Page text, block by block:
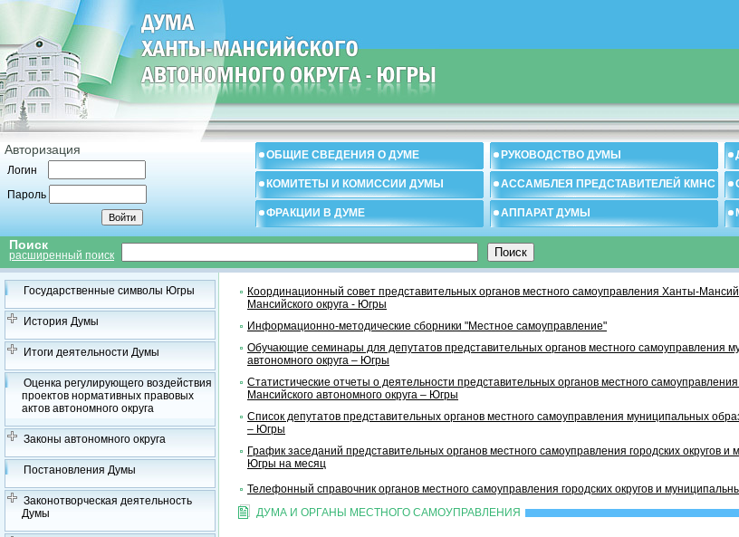
Авторизация
Логин
Пароль
ОБЩИЕ СВЕДЕНИЯ О ДУМЕ РУКОВОДСТВО ДУМЫ
КОМИТЕТЫ И КОМИССИИ ДУМЫ АССАМБЛЕЯ ПРЕДСТАВИТЕЛЕЙ КМНС
ФРАКЦИИ В ДУМЕ АППАРАТ ДУМЫ
Поиск
расширенный поиск
Государственные символы Югры
История Думы
Итоги деятельности Думы
Оценка регулирующего воздействия
проектов нормативных правовых
актов автономного округа
Законы автономного округа
Постановления Думы
Законотворческая деятельность
Думы
Координационный совет представительных органов местного самоуправления Ханты-
Мансийского округа - Югры
Информационно-методические сборники "Местное самоуправление"
Обучающие семинары для депутатов представительных органов местного самоуправления
автономного округа – Югры
Статистические отчеты о деятельности представительных органов местного
Мансийского автономного округа – Югры
Список депутатов представительных органов местного самоуправления муниципальных
– Югры
График заседаний представительных органов местного самоуправления городских округов
Югры на месяц
Телефонный справочник органов местного самоуправления городских округов и
ДУМА И ОРГАНЫ МЕСТНОГО САМОУПРАВЛЕНИЯ